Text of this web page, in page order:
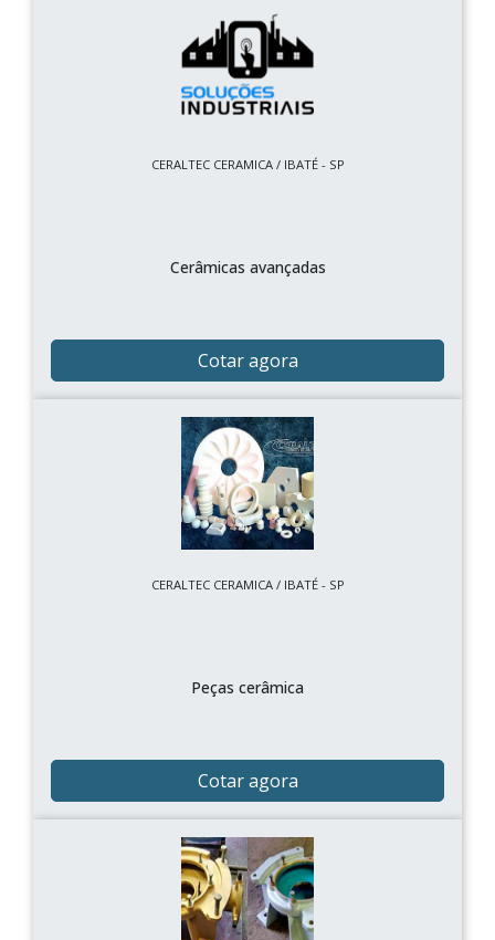
CERALTEC CERAMICA / IBATÉ - SP
Cerâmicas avançadas
Cotar agora
CERALTEC CERAMICA / IBATÉ - SP
Peças cerâmica
Cotar agora